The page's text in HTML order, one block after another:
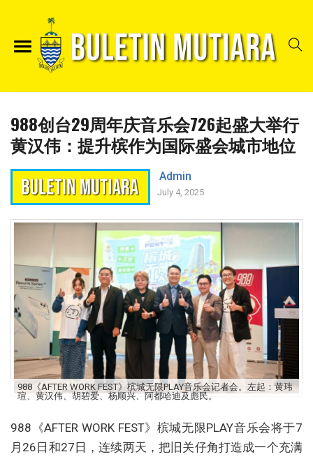
988创台29周年庆音乐会726起盛大举行
黄汉伟：提升槟作为国际盛会城市地位
Admin
July 4, 2025
988《AFTER WORK FEST》槟城无限PLAY音乐会记者会。左起：黄玮
瑄、黄汉伟、胡碧爱、杨顺兴、阿都哈迪及彪民。
988《AFTER WORK FEST》槟城无限PLAY音乐会将于7
月26日和27日，连续两天，把旧关仔角打造成一个充满